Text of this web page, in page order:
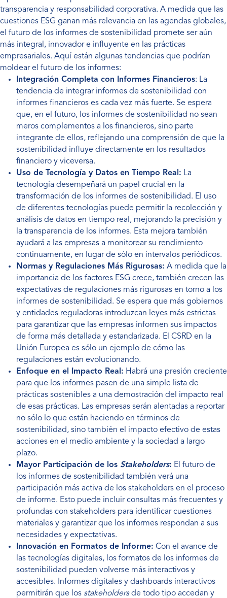
transparencia y responsabilidad corporativa. A medida que las
cuestiones ESG ganan más relevancia en las agendas globales,
el futuro de los informes de sostenibilidad promete ser aún
más integral, innovador e influyente en las prácticas
empresariales. Aquí están algunas tendencias que podrían
moldear el futuro de los informes:
Integración Completa con Informes Financieros: La
tendencia de integrar informes de sostenibilidad con
informes financieros es cada vez más fuerte. Se espera
que, en el futuro, los informes de sostenibilidad no sean
meros complementos a los financieros, sino parte
integrante de ellos, reflejando una comprensión de que la
sostenibilidad influye directamente en los resultados
financiero y viceversa.
Uso de Tecnología y Datos en Tiempo Real: La
tecnología desempeñará un papel crucial en la
transformación de los informes de sostenibilidad. El uso
de diferentes tecnologías puede permitir la recolección y
análisis de datos en tiempo real, mejorando la precisión y
la transparencia de los informes. Esta mejora también
ayudará a las empresas a monitorear su rendimiento
continuamente, en lugar de sólo en intervalos periódicos.
Normas y Regulaciones Más Rigurosas: A medida que la
importancia de los factores ESG crece, también crecen las
expectativas de regulaciones más rigurosas en torno a los
informes de sostenibilidad. Se espera que más gobiernos
y entidades reguladoras introduzcan leyes más estrictas
para garantizar que las empresas informen sus impactos
de forma más detallada y estandarizada. El CSRD en la
Unión Europea es sólo un ejemplo de cómo las
regulaciones están evolucionando.
Enfoque en el Impacto Real: Habrá una presión creciente
para que los informes pasen de una simple lista de
prácticas sostenibles a una demostración del impacto real
de esas prácticas. Las empresas serán alentadas a reportar
no sólo lo que están haciendo en términos de
sostenibilidad, sino también el impacto efectivo de estas
acciones en el medio ambiente y la sociedad a largo
plazo.
Mayor Participación de los Stakeholders: El futuro de
los informes de sostenibilidad también verá una
participación más activa de los stakeholders en el proceso
de informe. Esto puede incluir consultas más frecuentes y
profundas con stakeholders para identificar cuestiones
materiales y garantizar que los informes respondan a sus
necesidades y expectativas.
Innovación en Formatos de Informe: Con el avance de
las tecnologías digitales, los formatos de los informes de
sostenibilidad pueden volverse más interactivos y
accesibles. Informes digitales y dashboards interactivos
permitirán que los stakeholdersde todo tipo accedan y